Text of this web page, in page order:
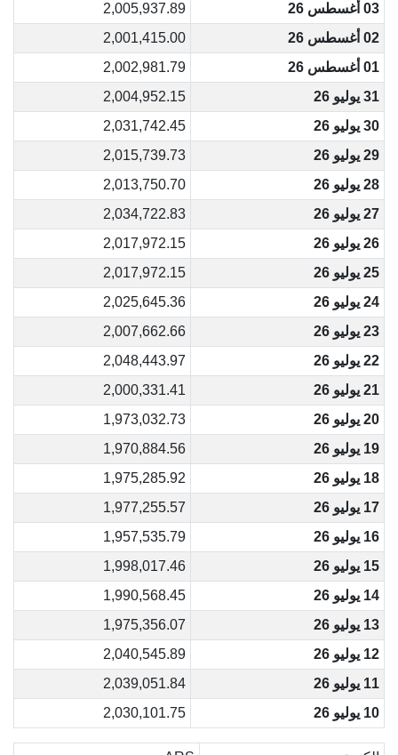
03 أغسطس 26
2,005,937.89
02 أغسطس 26
2,001,415.00
01 أغسطس 26
2,002,981.79
31 يوليو 26
2,004,952.15
30 يوليو 26
2,031,742.45
29 يوليو 26
2,015,739.73
28 يوليو 26
2,013,750.70
27 يوليو 26
2,034,722.83
26 يوليو 26
2,017,972.15
25 يوليو 26
2,017,972.15
24 يوليو 26
2,025,645.36
23 يوليو 26
2,007,662.66
22 يوليو 26
2,048,443.97
21 يوليو 26
2,000,331.41
20 يوليو 26
1,973,032.73
19 يوليو 26
1,970,884.56
18 يوليو 26
1,975,285.92
17 يوليو 26
1,977,255.57
16 يوليو 26
1,957,535.79
15 يوليو 26
1,998,017.46
14 يوليو 26
1,990,568.45
13 يوليو 26
1,975,356.07
12 يوليو 26
2,040,545.89
11 يوليو 26
2,039,051.84
10 يوليو 26
2,030,101.75